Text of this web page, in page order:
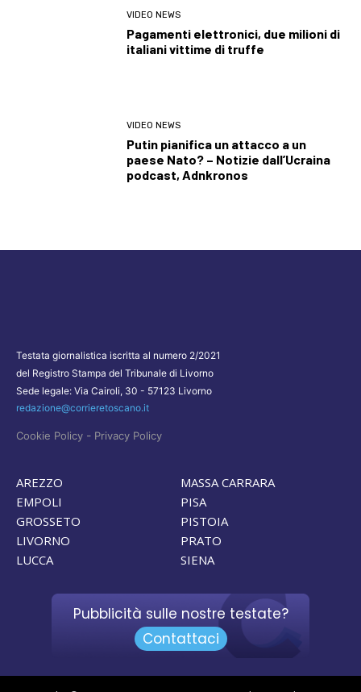
VIDEO NEWS
Pagamenti elettronici, due milioni di
italiani vittime di truffe
VIDEO NEWS
Putin pianifica un attacco a un
paese Nato? – Notizie dall’Ucraina
podcast, Adnkronos
Testata giornalistica iscritta al numero 2/2021
del Registro Stampa del Tribunale di Livorno
Sede legale: Via Cairoli, 30 - 57123 Livorno
redazione@corrieretoscano.it
Cookie Policy - Privacy Policy
AREZZO
EMPOLI
GROSSETO
LIVORNO
LUCCA
MASSA CARRARA
PISA
PISTOIA
PRATO
SIENA
Pubblicità sulle nostre testate?
Contattaci